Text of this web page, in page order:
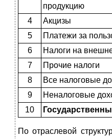
продукцию
4
Акцизы
5
Платежи за
6
Налоги на
7
Прочие налоги
8
Все налоговые
9
Неналоговые
10
По отраслевой